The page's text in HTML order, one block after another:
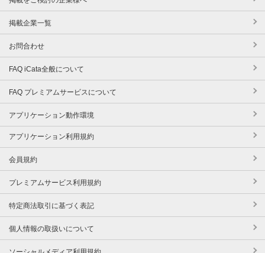
掲載企業一覧
お問合わせ
FAQ iCata全般について
FAQ プレミアムサービスについて
アプリケーション動作環境
アプリケーション利用規約
会員規約
プレミアムサービス利用規約
特定商法取引に基づく表記
個人情報の取扱いについて